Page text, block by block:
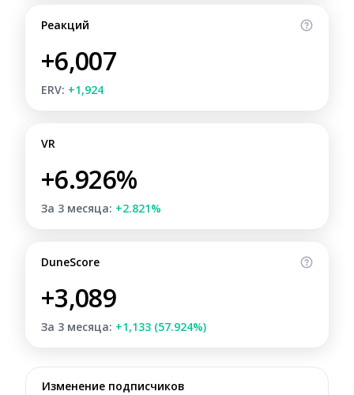
Реакций
+6,007
ERV: +1,924
VR
+6.926%
За 3 месяца: +2.821%
DuneScore
+3,089
За 3 месяца: +1,133 (57.924%)
Изменение подписчиков